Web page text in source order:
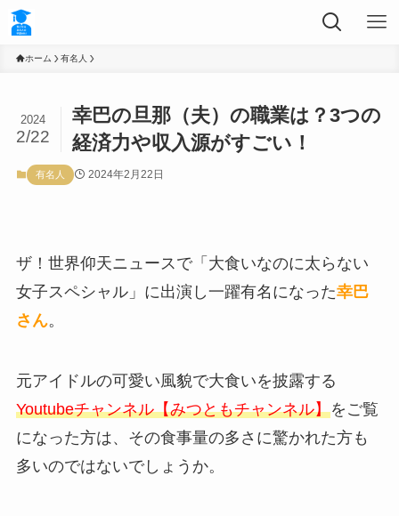
ホーム 有名人
幸巴の旦那（夫）の職業は？3つの
経済力や収入源がすごい！
2024
2/22
有名人 2024年2月22日
ザ！世界仰天ニュースで「大食いなのに太らない
女子スペシャル」に出演し一躍有名になった幸巴
さん。
元アイドルの可愛い風貌で大食いを披露する
Youtubeチャンネル【みつともチャンネル】をご覧
になった方は、その食事量の多さに驚かれた方も
多いのではないでしょうか。